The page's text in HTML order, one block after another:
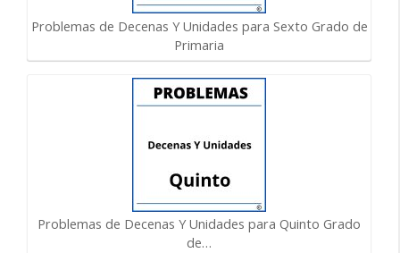
Problemas de Decenas Y Unidades para Sexto Grado de
Primaria
Problemas de Decenas Y Unidades para Quinto Grado
de…